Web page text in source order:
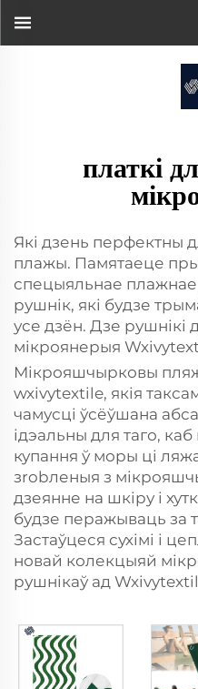
платкі
Які дзень перфектны
плажы. Памятаеце
спецыяльнае
рушнік, які будзе
усе дзён. Дзе рушнікі
мікроянерыя
Мікрояшчырковы
wxivytextile, якія
чамусці ўсёўшана
ідэальны для таго,
купання ў моры ці
зrobленыя з
дзеянне на шкіру і
будзе перажываць за
Застаўцеся сухімі і
новай колекцыяй
рушнікаў ад